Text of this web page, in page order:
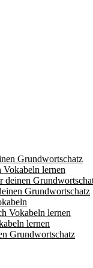
Grundwortschatz
lernen
deinen
Grundwortschatz
Vokabeln lernen
lernen
Grundwortschatz